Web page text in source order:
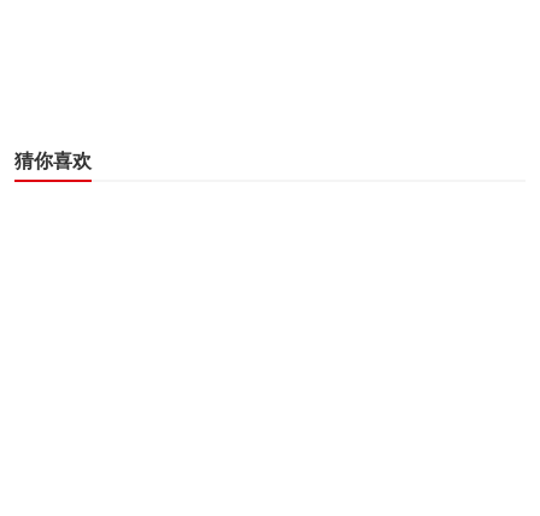
Deep潜水表，开创了专业潜水表的行业标杆。而它也成为
了现在欧米茄这枚6000米下潜能力腕表的前身。
猜你喜欢